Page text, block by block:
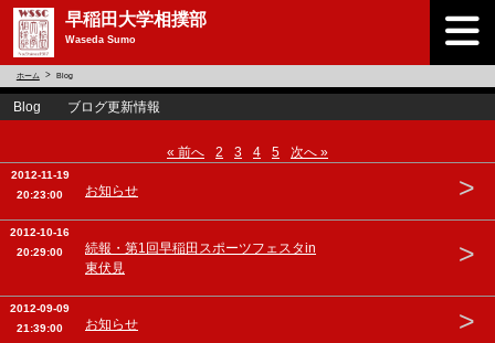
早稲田大学相撲部
Waseda Sumo
ホーム Blog
Blog ブログ更新情報
« 前へ 2 3 4 5 次へ »
2012-11-19
20:23:00
お知らせ >
2012-10-16
20:29:00
続報・第1回早稲田スポーツフェスタin
東伏見
>
2012-09-09
21:39:00
お知らせ >